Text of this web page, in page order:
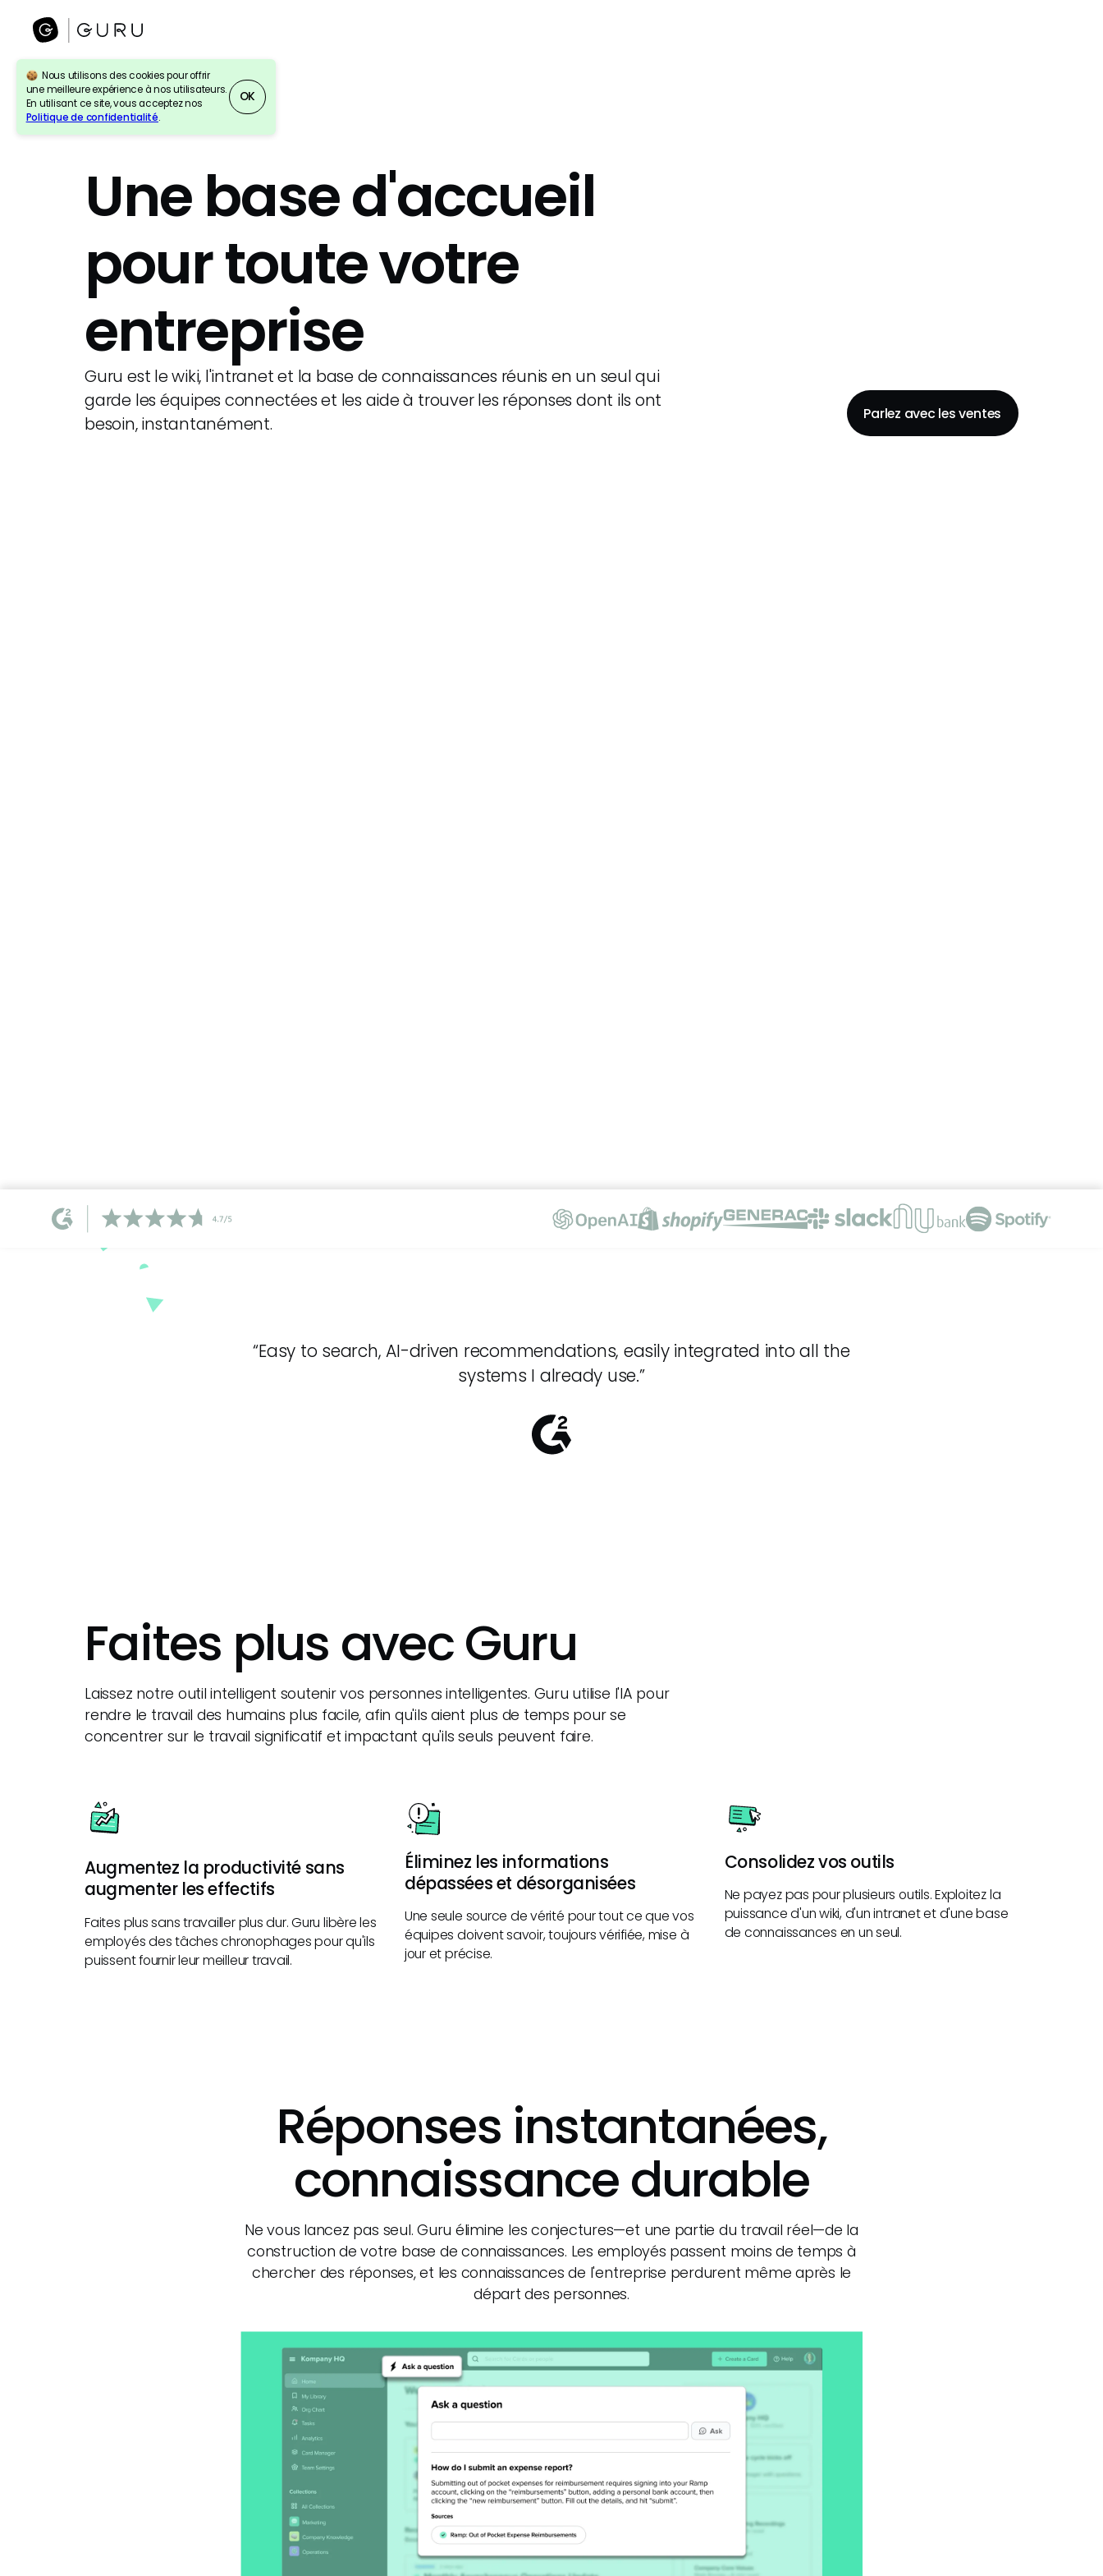
Nous utilisons des cookies pour offrir
une meilleure expérience à nos utilisateurs.
En utilisant ce site, vous acceptez nos
Politique de confidentialité.
OK
Une base d'accueil
pour toute votre
entreprise
Guru est le wiki, l'intranet et la base de connaissances réunis en un seul qui
garde les équipes connectées et les aide à trouver les réponses dont ils ont
besoin, instantanément.
Parlez avec les ventes
“Easy to search, AI-driven recommendations, easily integrated into all the
systems I already use.”
Faites plus avec Guru
Laissez notre outil intelligent soutenir vos personnes intelligentes. Guru utilise l'IA pour
rendre le travail des humains plus facile, afin qu'ils aient plus de temps pour se
concentrer sur le travail significatif et impactant qu'ils seuls peuvent faire.
Augmentez la productivité sans
augmenter les effectifs
Faites plus sans travailler plus dur. Guru libère les
employés des tâches chronophages pour qu'ils
puissent fournir leur meilleur travail.
Éliminez les informations
dépassées et désorganisées
Une seule source de vérité pour tout ce que vos
équipes doivent savoir, toujours vérifiée, mise à
jour et précise.
Consolidez vos outils
Ne payez pas pour plusieurs outils. Exploitez la
puissance d'un wiki, d'un intranet et d'une base
de connaissances en un seul.
Réponses instantanées,
connaissance durable
Ne vous lancez pas seul. Guru élimine les conjectures—et une partie du travail réel—de la
construction de votre base de connaissances. Les employés passent moins de temps à
chercher des réponses, et les connaissances de l'entreprise perdurent même après le
départ des personnes.